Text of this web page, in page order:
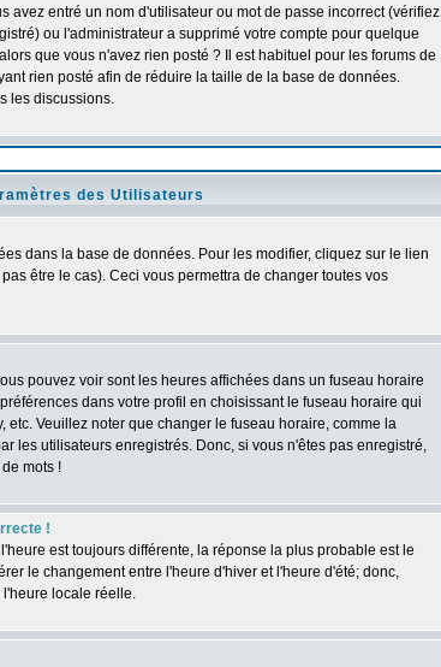
avez entré un nom d'utilisateur ou mot de passe incorrect (vérifiez
ou l'administrateur a supprimé votre compte pour quelque
que vous n'avez rien posté ? Il est habituel pour les forums de
rien posté afin de réduire la taille de la base de données.
les discussions.
des Utilisateurs
dans la base de données. Pour les modifier, cliquez sur le lien
être le cas). Ceci vous permettra de changer toutes vos
pouvez voir sont les heures affichées dans un fuseau horaire
dans votre profil en choisissant le fuseau horaire qui
etc. Veuillez noter que changer le fuseau horaire, comme la
les utilisateurs enregistrés. Donc, si vous n'êtes pas enregistré,
mots !
!
est toujours différente, la réponse la plus probable est le
le changement entre l'heure d'hiver et l'heure d'été; donc,
locale réelle.